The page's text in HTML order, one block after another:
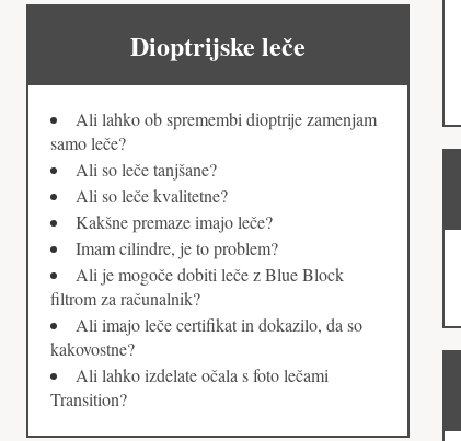
Dioptrijske leče
Ali lahko ob spremembi dioptrije zamenjam
samo leče?
Ali so leče tanjšane?
Ali so leče kvalitetne?
Kakšne premaze imajo leče?
Imam cilindre, je to problem?
Ali je mogoče dobiti leče z Blue Block
filtrom za računalnik?
Ali imajo leče certifikat in dokazilo, da so
kakovostne?
Ali lahko izdelate očala s foto lečami
Transition?